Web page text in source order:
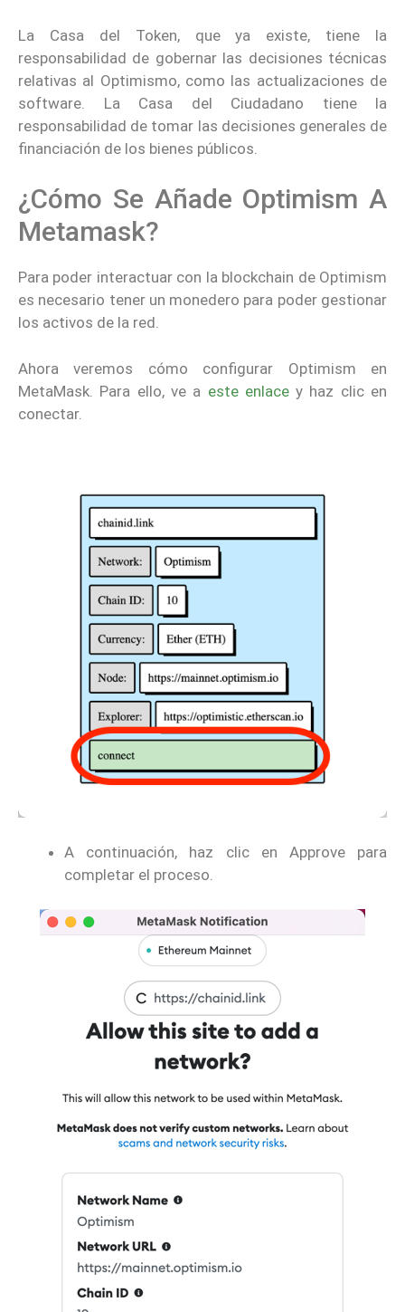
La Casa del Token, que ya existe, tiene la
responsabilidad de gobernar las decisiones técnicas
relativas al Optimismo, como las actualizaciones de
software. La Casa del Ciudadano tiene la
responsabilidad de tomar las decisiones generales de
financiación de los bienes públicos.
¿Cómo Se Añade Optimism A
Metamask?
Para poder interactuar con la blockchain de Optimism
es necesario tener un monedero para poder gestionar
los activos de la red.
Ahora veremos cómo configurar Optimism en
MetaMask. Para ello, ve a este enlacey haz clic en
conectar.
A continuación, haz clic en Approve para
completar el proceso.